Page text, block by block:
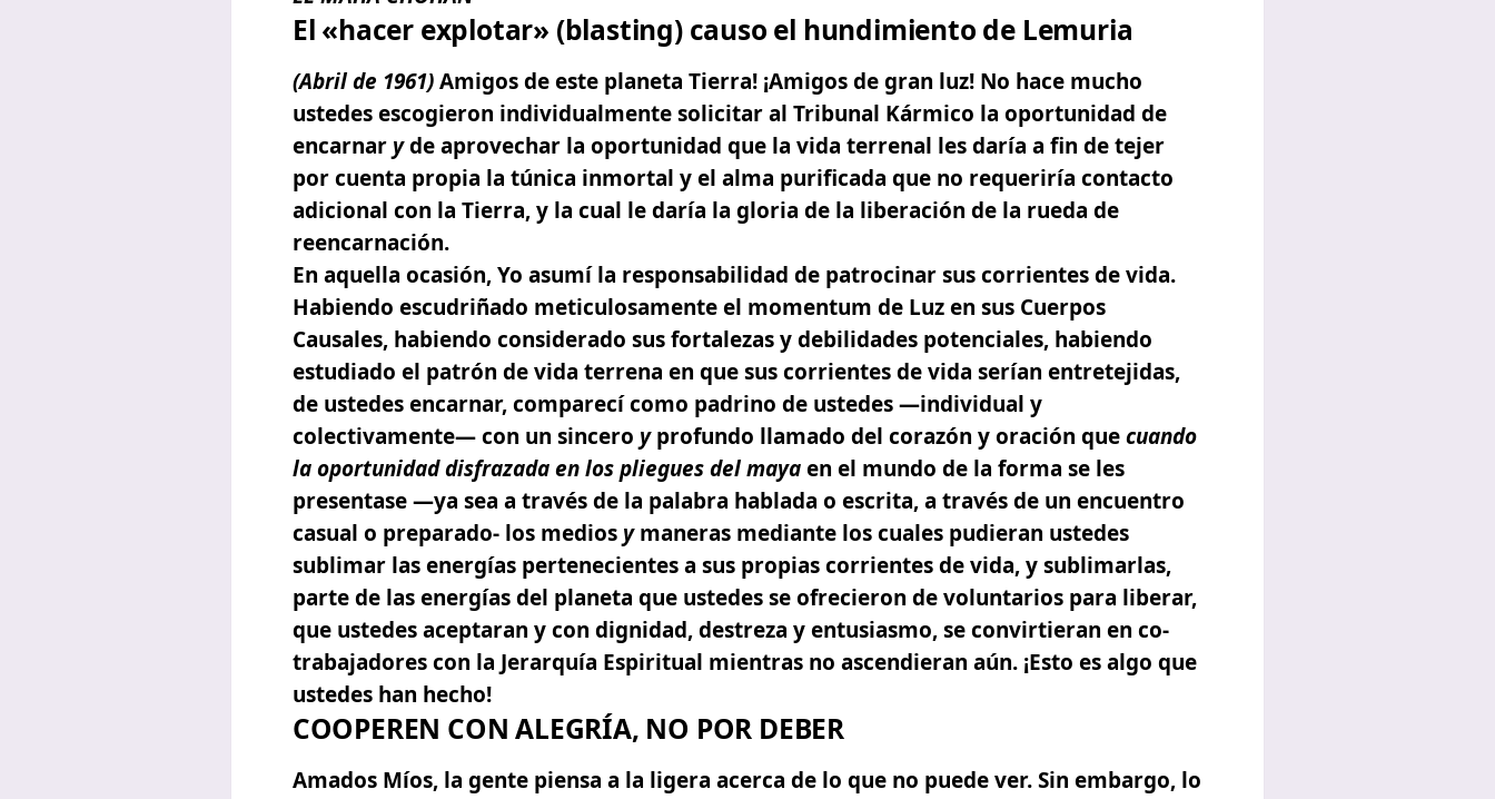
El «hacer explotar» (blasting) causo el hundimiento de Lemuria
(Abril de 1961)Amigos de este planeta Tierra! ¡Amigos de gran luz! No hace mucho
ustedes escogieron individualmente solicitar al Tribunal Kármico la oportunidad de
encarnar yde aprovechar la oportunidad que la vida terrenal les daría a fin de tejer
por cuenta propia la túnica inmortal y el alma purificada que no requeriría contacto
adicional con la Tierra, y la cual le daría la gloria de la liberación de la rueda de
reencarnación.
En aquella ocasión, Yo asumí la responsabilidad de patrocinar sus corrientes de vida.
Habiendo escudriñado meticulosamente el momentum de Luz en sus Cuerpos
Causales, habiendo considerado sus fortalezas y debilidades potenciales, habiendo
estudiado el patrón de vida terrena en que sus corrientes de vida serían entretejidas,
de ustedes encarnar, comparecí como padrino de ustedes —individual y
colectivamente— con un sincero yprofundo llamado del corazón y oración que cuando
la oportunidad disfrazada en los pliegues del mayaen el mundo de la forma se les
presentase —ya sea a través de la palabra hablada o escrita, a través de un encuentro
casual o preparado- los medios ymaneras mediante los cuales pudieran ustedes
sublimar las energías pertenecientes a sus propias corrientes de vida, y sublimarlas,
parte de las energías del planeta que ustedes se ofrecieron de voluntarios para liberar,
que ustedes aceptaran y con dignidad, destreza y entusiasmo, se convirtieran en co-
trabajadores con la Jerarquía Espiritual mientras no ascendieran aún. ¡Esto es algo que
ustedes han hecho!
COOPEREN CON ALEGRÍA, NO POR DEBER
Amados Míos, la gente piensa a la ligera acerca de lo que no puede ver. Sin embargo, lo